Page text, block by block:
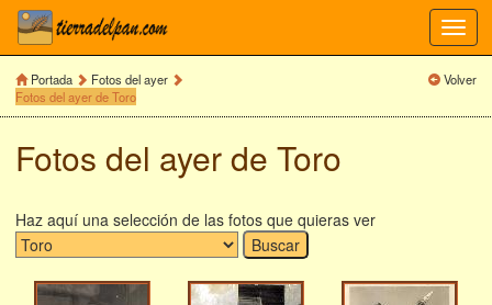
Portada
Fotos del ayer
Fotos del ayer de Toro
Volver
Fotos del ayer de Toro
Haz aquí una selección de las fotos que quieras ver